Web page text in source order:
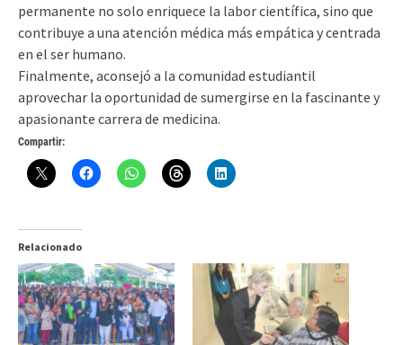
permanente no solo enriquece la labor científica, sino que
contribuye a una atención médica más empática y centrada
en el ser humano.
Finalmente, aconsejó a la comunidad estudiantil
aprovechar la oportunidad de sumergirse en la fascinante y
apasionante carrera de medicina.
Compartir:
Relacionado